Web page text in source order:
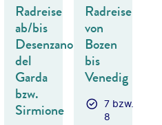
Radreise
ab/bis
Desenzano
del
Garda
bzw.
Sirmione
Radreise
von
Bozen
bis
Venedig
7 bzw.
8